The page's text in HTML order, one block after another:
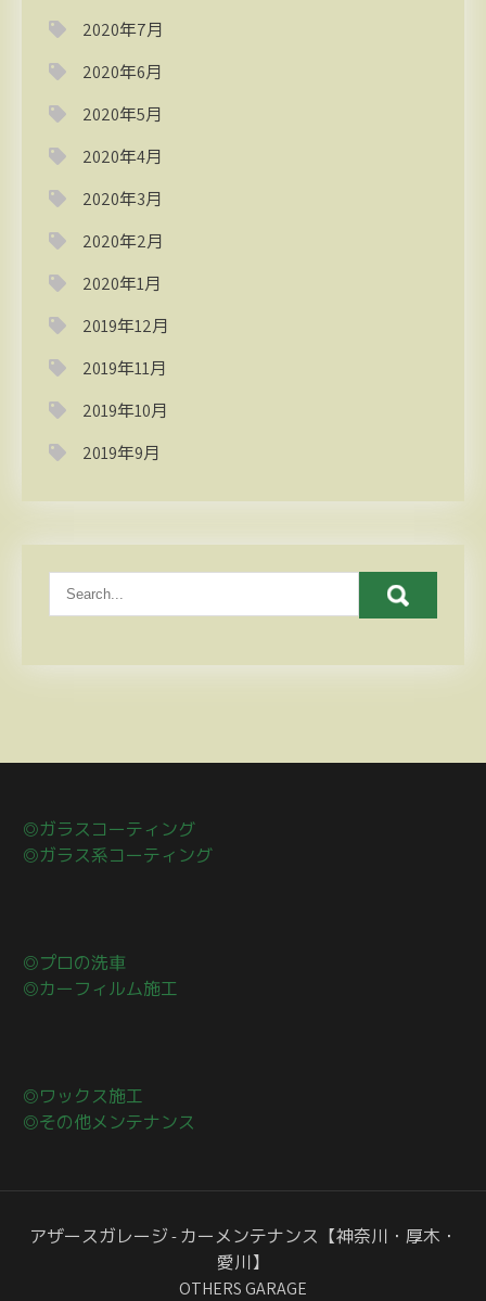
2020年7月
2020年6月
2020年5月
2020年4月
2020年3月
2020年2月
2020年1月
2019年12月
2019年11月
2019年10月
2019年9月
◎ガラスコーティング
◎ガラス系コーティング
◎プロの洗車
◎カーフィルム施工
◎ワックス施工
◎その他メンテナンス
アザースガレージ - カーメンテナンス【神奈川・厚木・
愛川】
OTHERS GARAGE